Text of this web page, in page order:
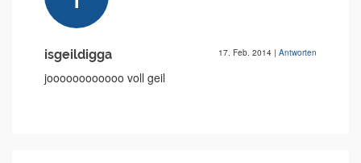
isgeildigga 17. Feb. 2014 | Antworten
joooooooooooo voll geil